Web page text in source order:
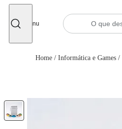
Menu
Home / Informática e Games /